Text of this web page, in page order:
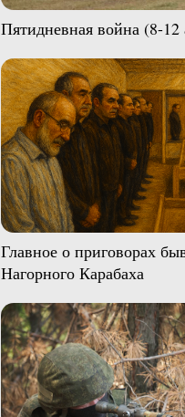
Пятидневная война (8-12
Главное о приговорах
Нагорного Карабаха